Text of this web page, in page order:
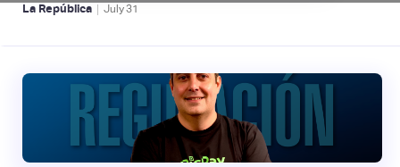
La República | July31